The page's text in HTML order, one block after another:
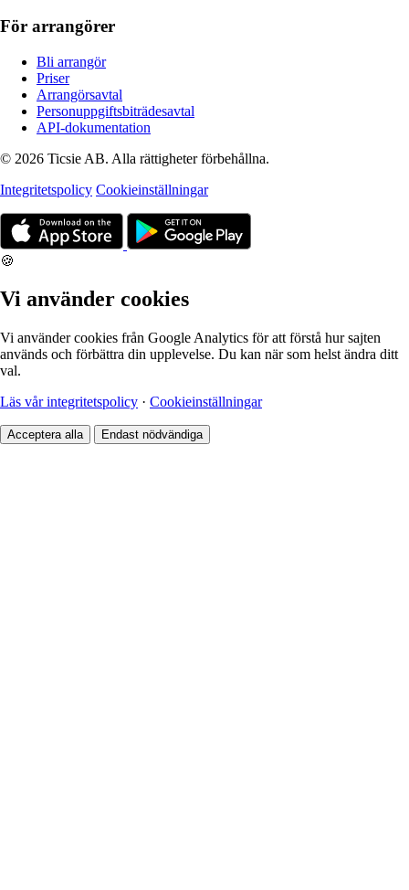
För arrangörer
Bli arrangör
Priser
Arrangörsavtal
Personuppgiftsbiträdesavtal
API-dokumentation
© 2026 Ticsie AB. Alla rättigheter förbehållna.
Integritetspolicy Cookieinställningar
🍪
Vi använder cookies
Vi använder cookies från Google Analytics för att förstå hur sajten
används och förbättra din upplevelse. Du kan när som helst ändra ditt
val.
Läs vår integritetspolicy · Cookieinställningar
Acceptera alla Endast nödvändiga